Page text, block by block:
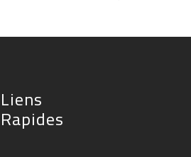
Liens
Rapides